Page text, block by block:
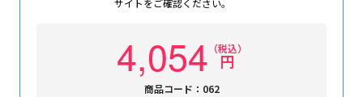
サイトをご確認ください。
4,054 円
（税込）
商品コード：062